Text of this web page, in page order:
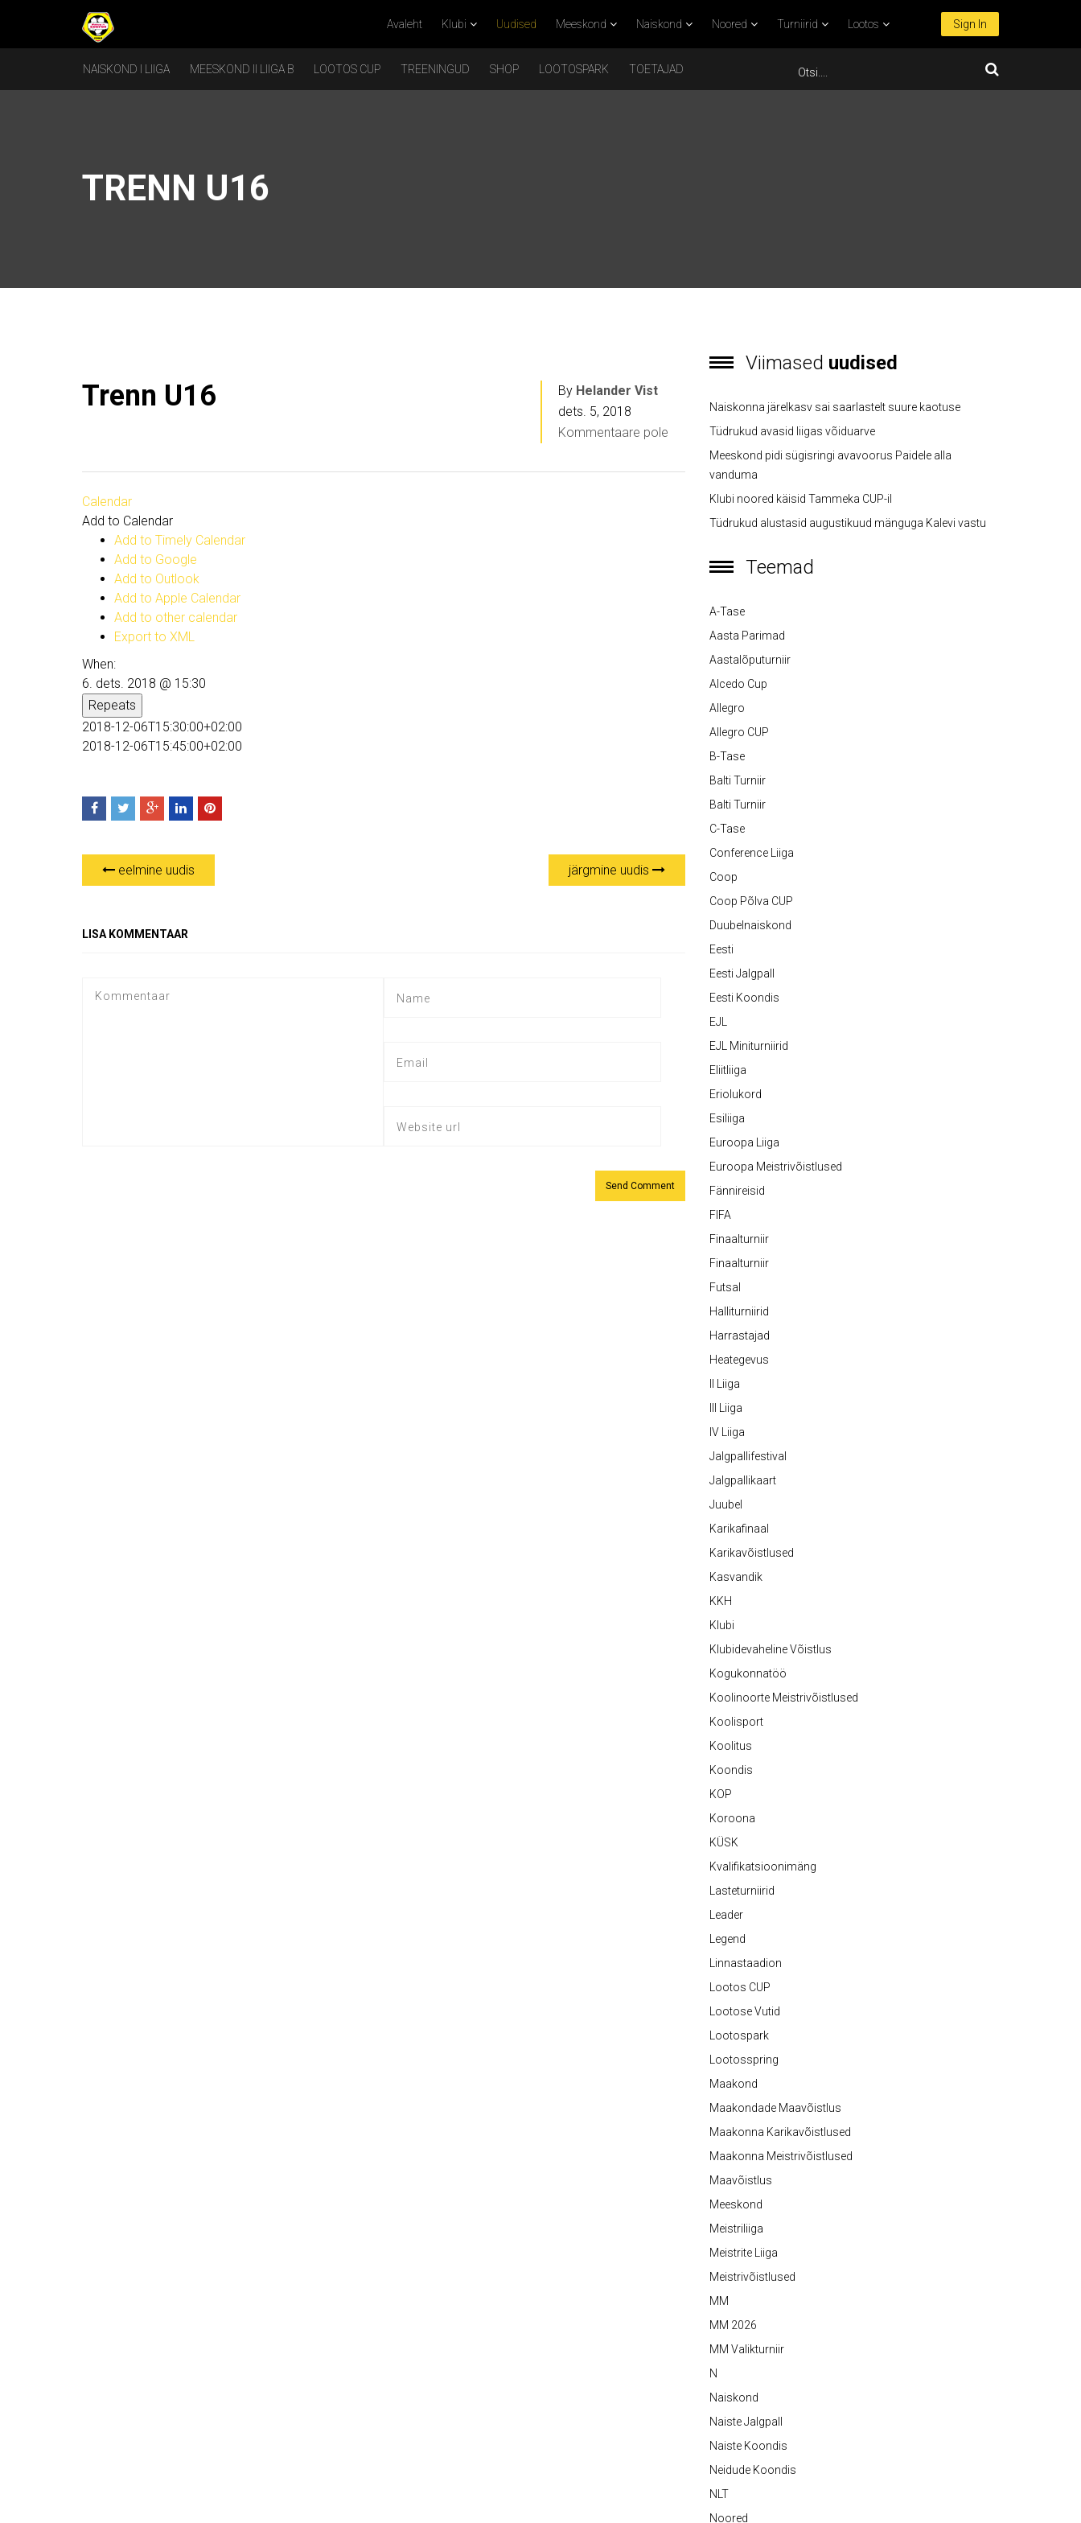
Avaleht Klubi Uudised Meeskond Naiskond Noored Turniirid Lootos Sign In
NAISKOND I LIIGA MEESKOND II LIIGA B LOOTOS CUP TREENINGUD SHOP LOOTOSPARK TOETAJAD
TRENN U16
Trenn U16 By Helander Vist
dets. 5, 2018
Kommentaare pole
Calendar
Add to Calendar
Add to Timely Calendar
Add to Google
Add to Outlook
Add to Apple Calendar
Add to other calendar
Export to XML
When:
6. dets. 2018 @ 15:30
Repeats
2018-12-06T15:30:00+02:00
2018-12-06T15:45:00+02:00
eelmine uudis järgmine uudis
LISA KOMMENTAAR
Viimased uudised
Naiskonna järelkasv sai saarlastelt suure kaotuse
Tüdrukud avasid liigas võiduarve
Meeskond pidi sügisringi avavoorus Paidele alla
vanduma
Klubi noored käisid Tammeka CUP-il
Tüdrukud alustasid augustikuud mänguga Kalevi vastu
Teemad
A-Tase
Aasta Parimad
Aastalõputurniir
Alcedo Cup
Allegro
Allegro CUP
B-Tase
Balti Turniir
Balti Turniir
C-Tase
Conference Liiga
Coop
Coop Põlva CUP
Duubelnaiskond
Eesti
Eesti Jalgpall
Eesti Koondis
EJL
EJL Miniturniirid
Eliitliiga
Eriolukord
Esiliiga
Euroopa Liiga
Euroopa Meistrivõistlused
Fännireisid
FIFA
Finaalturniir
Finaalturniir
Futsal
Halliturniirid
Harrastajad
Heategevus
II Liiga
III Liiga
IV Liiga
Jalgpallifestival
Jalgpallikaart
Juubel
Karikafinaal
Karikavõistlused
Kasvandik
KKH
Klubi
Klubidevaheline Võistlus
Kogukonnatöö
Koolinoorte Meistrivõistlused
Koolisport
Koolitus
Koondis
KOP
Koroona
KÜSK
Kvalifikatsioonimäng
Lasteturniirid
Leader
Legend
Linnastaadion
Lootos CUP
Lootose Vutid
Lootospark
Lootosspring
Maakond
Maakondade Maavõistlus
Maakonna Karikavõistlused
Maakonna Meistrivõistlused
Maavõistlus
Meeskond
Meistriliiga
Meistrite Liiga
Meistrivõistlused
MM
MM 2026
MM Valikturniir
N
Naiskond
Naiste Jalgpall
Naiste Koondis
Neidude Koondis
NLT
Noored